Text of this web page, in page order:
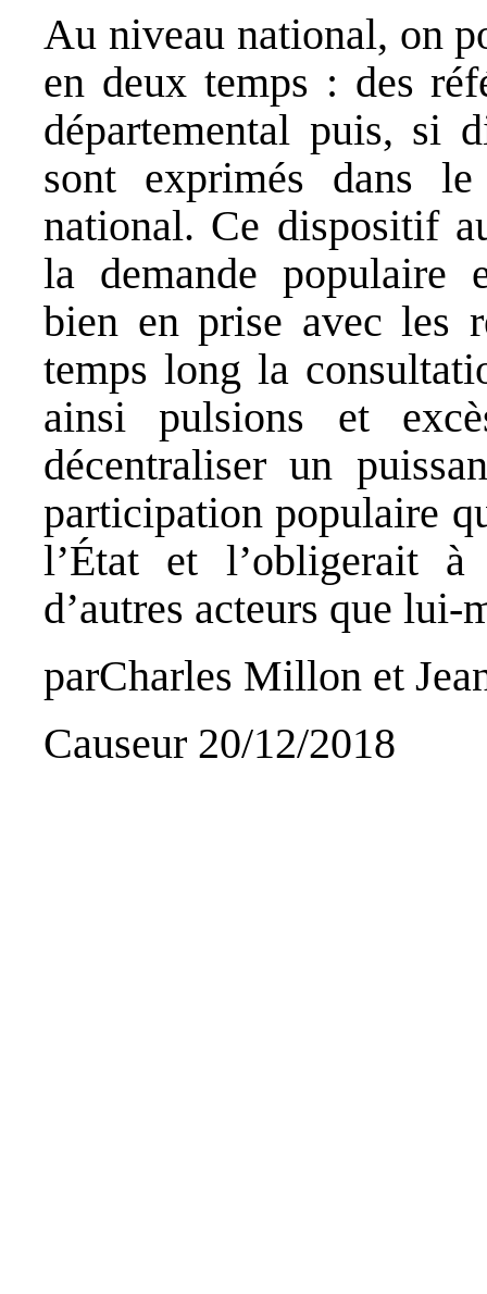
Au niveau national, on
en deux temps : des
départemental puis, si
sont exprimés dans
national. Ce dispositif
la demande populaire
bien en prise avec les
temps long la
ainsi pulsions et
décentraliser un
participation populaire
l’État et l’obligerait à
d’autres acteurs que lui-
parCharles Millon et
Causeur 20/12/2018